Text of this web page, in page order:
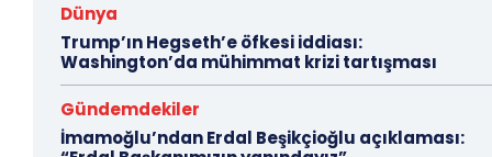
Dünya
Trump’ın Hegseth’e öfkesi iddiası:
Washington’da mühimmat krizi tartışması
Gündemdekiler
İmamoğlu’ndan Erdal Beşikçioğlu açıklaması: